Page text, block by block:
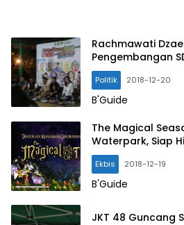
Rachmawati
Pengembangan
Politik 2018-12-20
B'Guide
The Magical
Waterpark, Siap
Ekbis 2018-12-19
B'Guide
Bekasi
Guide
JKT 48 Guncang